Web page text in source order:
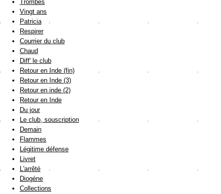
Trombes
Vingt ans
Patricia
Respirer
Courrier du club
Chaud
Diff' le club
Retour en Inde (fin)
Retour en Inde (3)
Retour en inde (2)
Retour en Inde
Du jour
Le club, souscription
Demain
Flammes
Légitime défense
Livret
L'arrêté
Diogène
Collections